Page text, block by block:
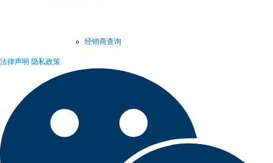
经销商查询
法律声明 隐私政策